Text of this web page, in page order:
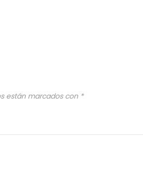
están marcados con *